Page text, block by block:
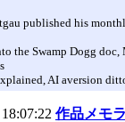
published his
the Swamp Dogg doc,
AI aversion
作品メモ